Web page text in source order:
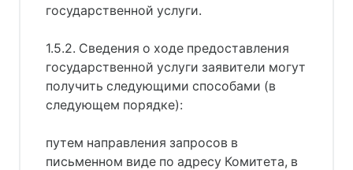
государственной услуги.
1.5.2. Сведения о ходе предоставления
государственной услуги заявители могут
получить следующими способами (в
следующем порядке):
путем направления запросов в
письменном виде по адресу Комитета, в